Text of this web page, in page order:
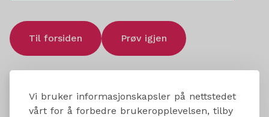
Vi bruker informasjonskapsler på nettstedet
vårt for å forbedre brukeropplevelsen, tilby
Til forsiden Prøv igjen